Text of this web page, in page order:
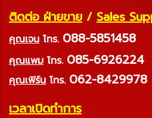
ติดต่อ ฝ่ายขาย / Sales
คุณเจน โทร. 088-5851458
คุณแพม โทร. 085-6926224
คุณเฟิร์น โทร. 062-8429978
เวลาเปิดทำการ